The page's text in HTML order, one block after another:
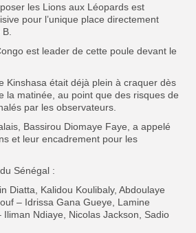
les Lions aux Léopards est
pour l’unique place directement
est leader de cette poule devant le
Kinshasa était déjà plein à craquer dès
la matinée, au point que des risques de
par les observateurs.
Bassirou Diomaye Faye, a appelé
et leur encadrement pour les
Sénégal :
Diatta, Kalidou Koulibaly, Abdoulaye
– Idrissa Gana Gueye, Lamine
Ndiaye, Nicolas Jackson, Sadio